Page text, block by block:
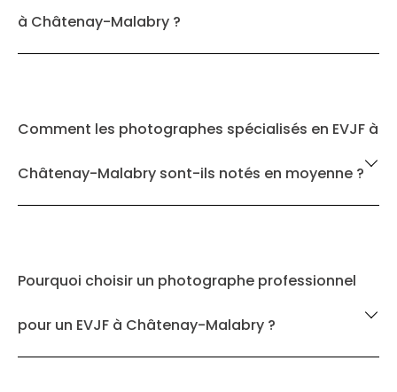
à Châtenay-Malabry ?
Comment les photographes spécialisés en EVJF à
Châtenay-Malabry sont-ils notés en moyenne ?
Pourquoi choisir un photographe professionnel
pour un EVJF à Châtenay-Malabry ?